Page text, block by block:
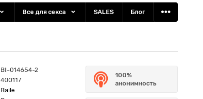
Все для секса SALES Блог
BI-014654-2
400117
Baile
100%
анонимность